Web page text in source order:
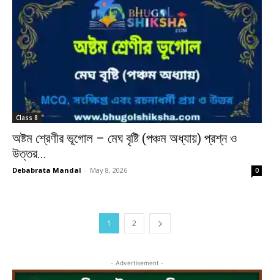
Class 8
অষ্টম শ্রেণীর ভূগোল – মেঘ বৃষ্টি (পঞ্চম অধ্যায়) প্রশ্ন ও
উত্তর...
Debabrata Mandal - May 8, 2026 0
1 2
- Advertisement -